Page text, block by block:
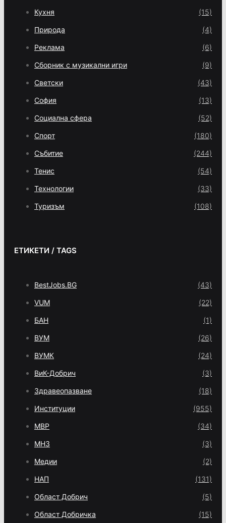
Кухня (15)
Природа (4)
Реклама (6)
Сборник с музикални игри (9)
Светски (43)
София (13)
Социална сфера (52)
Спорт (180)
Събитие (244)
Тенис (54)
Технологии (33)
Туризъм (108)
ЕТИКЕТИ / TAGS
BestJobs.BG (43)
VUM (22)
БАН (1)
ВУМ (26)
ВУМК (24)
ВиК-Добрич (3)
Здравеопазване (18)
Институции (955)
МВР (34)
МНЗ (3)
Медии (2)
НАП (131)
Област Добрич (5)
Област Добричка (15)